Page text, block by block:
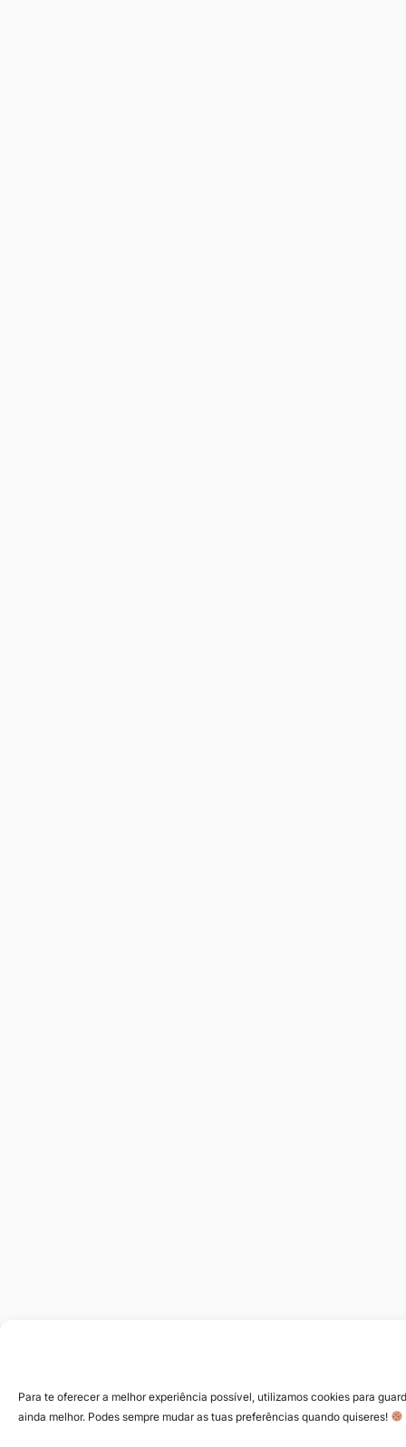
Para te oferecer a melhor experiência possível, utilizamos cookies para
ainda melhor. Podes sempre mudar as tuas preferências quando quiseres!